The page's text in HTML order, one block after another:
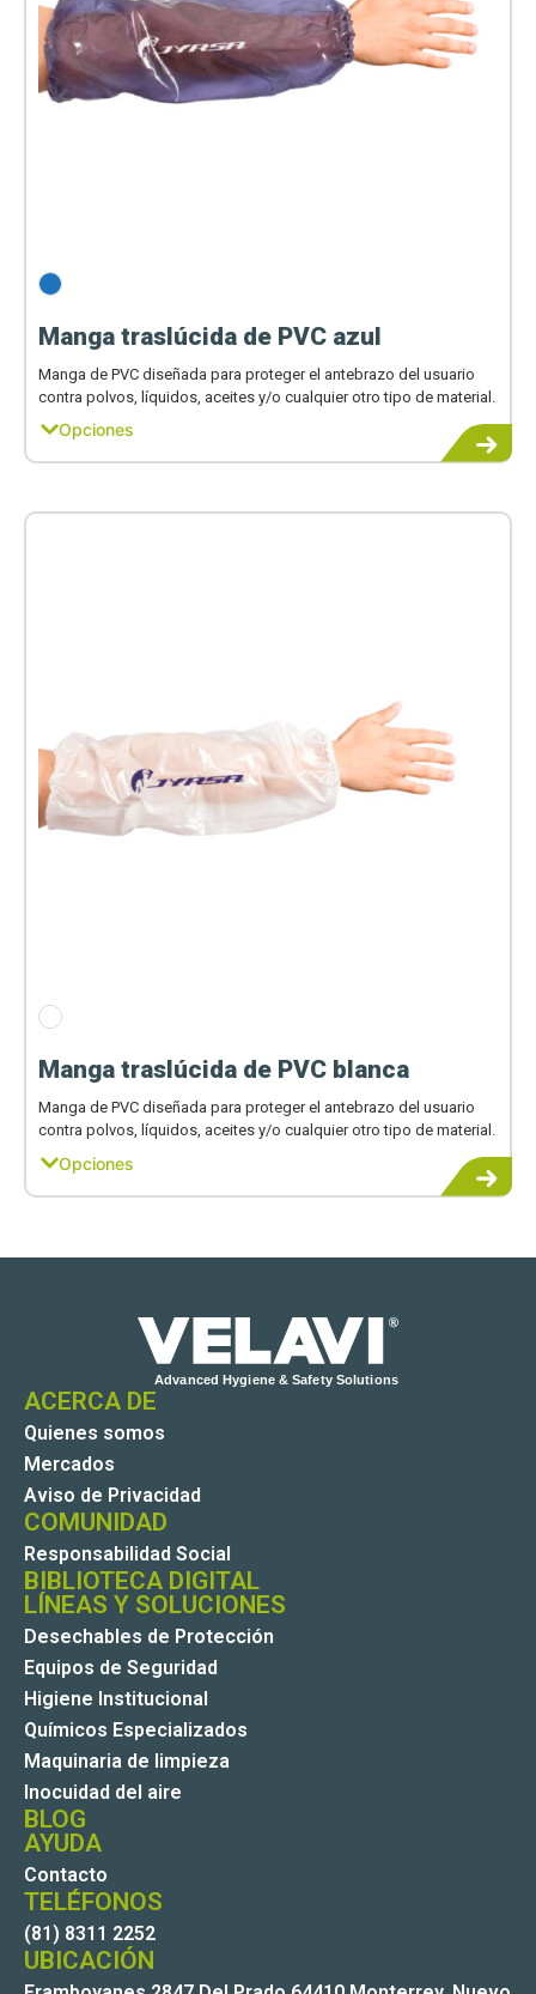
Manga traslúcida de PVC azul
Manga de PVC diseñada para proteger el antebrazo del usuario
contra polvos, líquidos, aceites y/o cualquier otro tipo de material.
Opciones
Manga traslúcida de PVC blanca
Manga de PVC diseñada para proteger el antebrazo del usuario
contra polvos, líquidos, aceites y/o cualquier otro tipo de material.
Opciones
ACERCA DE
Quienes somos
Mercados
Aviso de Privacidad
COMUNIDAD
Responsabilidad Social
BIBLIOTECA DIGITAL
LÍNEAS Y SOLUCIONES
Desechables de Protección
Equipos de Seguridad
Higiene Institucional
Químicos Especializados
Maquinaria de limpieza
Inocuidad del aire
BLOG
AYUDA
Contacto
TELÉFONOS
(81) 8311 2252
UBICACIÓN